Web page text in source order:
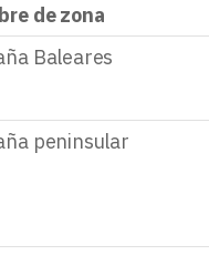
de zona
Baleares
peninsular